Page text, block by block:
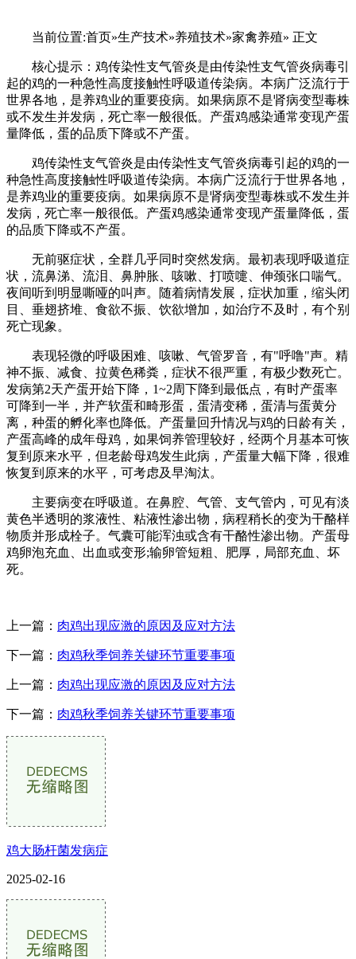
当前位置:首页»生产技术»养殖技术»家禽养殖» 正文
核心提示：鸡传染性支气管炎是由传染性支气管炎病毒引
起的鸡的一种急性高度接触性呼吸道传染病。本病广泛流行于
世界各地，是养鸡业的重要疫病。如果病原不是肾病变型毒株
或不发生并发病，死亡率一般很低。产蛋鸡感染通常变现产蛋
量降低，蛋的品质下降或不产蛋。
鸡传染性支气管炎是由传染性支气管炎病毒引起的鸡的一
种急性高度接触性呼吸道传染病。本病广泛流行于世界各地，
是养鸡业的重要疫病。如果病原不是肾病变型毒株或不发生并
发病，死亡率一般很低。产蛋鸡感染通常变现产蛋量降低，蛋
的品质下降或不产蛋。
无前驱症状，全群几乎同时突然发病。最初表现呼吸道症
状，流鼻涕、流泪、鼻肿胀、咳嗽、打喷嚏、伸颈张口喘气。
夜间听到明显嘶哑的叫声。随着病情发展，症状加重，缩头闭
目、垂翅挤堆、食欲不振、饮欲增加，如治疗不及时，有个别
死亡现象。
表现轻微的呼吸困难、咳嗽、气管罗音，有"呼噜"声。精
神不振、减食、拉黄色稀粪，症状不很严重，有极少数死亡。
发病第2天产蛋开始下降，1~2周下降到最低点，有时产蛋率
可降到一半，并产软蛋和畸形蛋，蛋清变稀，蛋清与蛋黄分
离，种蛋的孵化率也降低。产蛋量回升情况与鸡的日龄有关，
产蛋高峰的成年母鸡，如果饲养管理较好，经两个月基本可恢
复到原来水平，但老龄母鸡发生此病，产蛋量大幅下降，很难
恢复到原来的水平，可考虑及早淘汰。
主要病变在呼吸道。在鼻腔、气管、支气管内，可见有淡
黄色半透明的浆液性、粘液性渗出物，病程稍长的变为干酪样
物质并形成栓子。气囊可能浑浊或含有干酪性渗出物。产蛋母
鸡卵泡充血、出血或变形;输卵管短粗、肥厚，局部充血、坏
死。
上一篇： 肉鸡出现应激的原因及应对方法
下一篇： 肉鸡秋季饲养关键环节重要事项
上一篇： 肉鸡出现应激的原因及应对方法
下一篇： 肉鸡秋季饲养关键环节重要事项
鸡大肠杆菌发病症
2025-02-16